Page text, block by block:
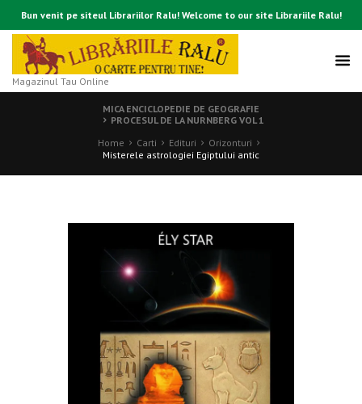
Bun venit pe siteul Librariilor Ralu! Welcome to our site Librariile Ralu!
Magazinul Tau Online
MICA ENCICLOPEDIE DE GEOGRAFIE
PROCESUL DE LA NURNBERG VOL 1
Home
Carti Edituri
Orizonturi
Misterele astrologiei Egiptului antic